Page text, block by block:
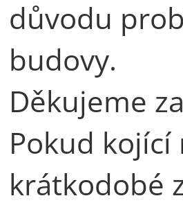
důvodu
budovy.
Děkujeme
Pokud
krátkodobé